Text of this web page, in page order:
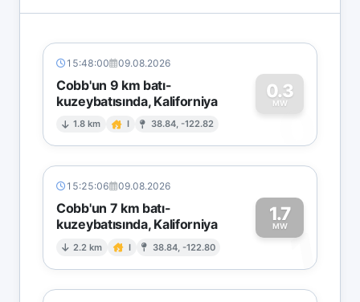
15:48:00 09.08.2026
Cobb'un 9 km batı-
kuzeybatısında, Kaliforniya
1.8 km I 38.84, -122.82
0.3
MW
0
15:25:06 09.08.2026
Cobb'un 7 km batı-
kuzeybatısında, Kaliforniya
2.2 km I 38.84, -122.80
1.7
MW1